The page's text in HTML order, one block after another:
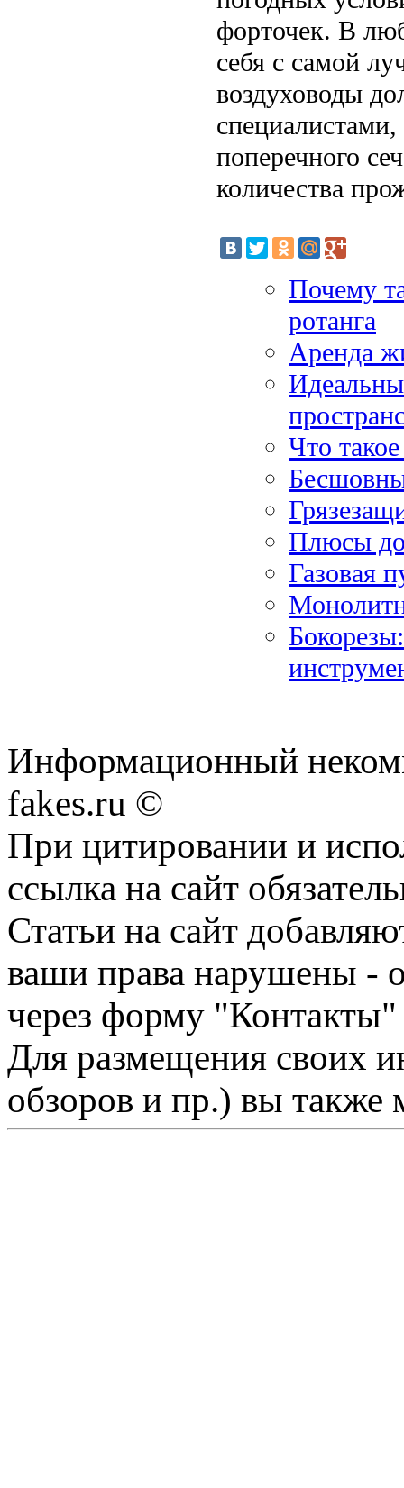
форточек. В
себя с самой
воздуховоды
поперечного
количества
Почему
ротанга
Аренда
Что
Плюсы
Газовая
Информационный
fakes.ru ©
При цитировании и
ссылка на сайт
Статьи на сайт
ваши права нарушены -
через форму "Контакты"
Для размещения своих
обзоров и пр.) вы также